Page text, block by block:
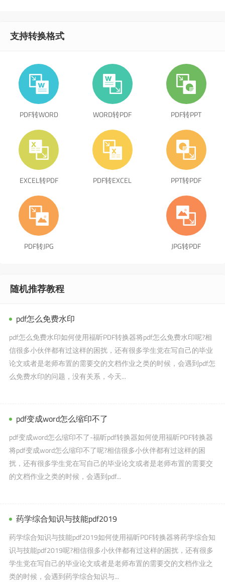
支持转换格式
PDF转WORD WORD转PDF PDF转PPT
EXCEL转PDF PDF转EXCEL PPT转PDF
PDF转JPG JPG转PDF
随机推荐教程
pdf怎么免费水印
pdf怎么免费水印如何使用福昕PDF转换器将pdf怎么免费水印呢?相
信很多小伙伴都有过这样的困扰，还有很多学生党在写自己的毕业
论文或者是老师布置的需要交的文档作业之类的时候，会遇到pdf怎
么免费水印的问题，没有关系，今天...
pdf变成word怎么缩印不了
pdf变成word怎么缩印不了-福昕pdf转换器如何使用福昕PDF转换器
将pdf变成word怎么缩印不了呢?相信很多小伙伴都有过这样的困
扰，还有很多学生党在写自己的毕业论文或者是老师布置的需要交
的文档作业之类的时候，会遇到pdf...
药学综合知识与技能pdf2019
药学综合知识与技能pdf2019如何使用福昕PDF转换器将药学综合知
识与技能pdf2019呢?相信很多小伙伴都有过这样的困扰，还有很多
学生党在写自己的毕业论文或者是老师布置的需要交的文档作业之
类的时候，会遇到药学综合知识与...